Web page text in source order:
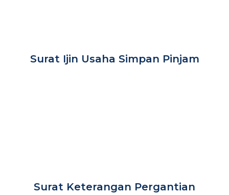
Surat Ijin Usaha Simpan Pinjam
Surat Keterangan Pergantian